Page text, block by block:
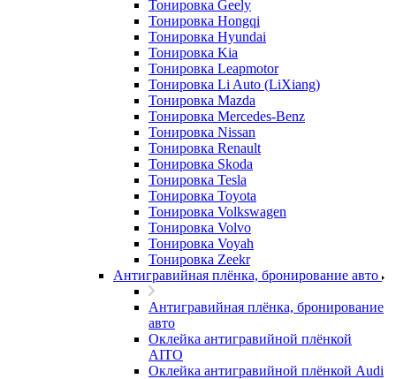
Тонировка Geely
Тонировка Hongqi
Тонировка Hyundai
Тонировка Kia
Тонировка Leapmotor
Тонировка Li Auto (LiXiang)
Тонировка Mazda
Тонировка Mercedes-Benz
Тонировка Nissan
Тонировка Renault
Тонировка Skoda
Тонировка Tesla
Тонировка Toyota
Тонировка Volkswagen
Тонировка Volvo
Тонировка Voyah
Тонировка Zeekr
Антигравийная плёнка, бронирование авто
Антигравийная плёнка, бронирование
авто
Оклейка антигравийной плёнкой
AITO
Оклейка антигравийной плёнкой Audi